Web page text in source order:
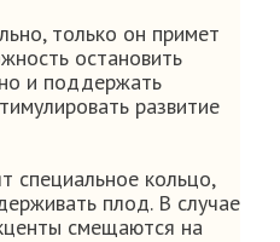
только он примет
остановить
и поддержать
развитие
специальное кольцо,
плод. В случае
смещаются на